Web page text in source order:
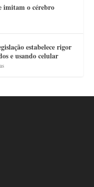
imitam o cérebro
estabelece rigor
e usando celular